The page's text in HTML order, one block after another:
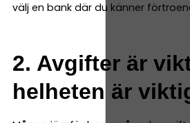
välj en bank där du känner
2. Avgifter är
helheten är